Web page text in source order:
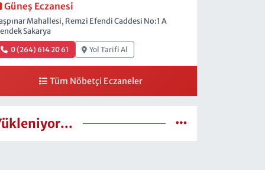
Güneş Eczanesi
Mahallesi, Remzi Efendi Caddesi No:1 A
Sakarya
0 (264) 614 20 61 Yol Tarifi Al
Tüm Nöbetçi Eczaneler